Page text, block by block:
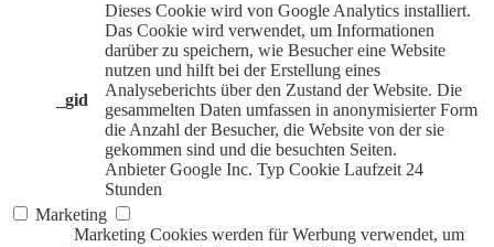
_gid
Dieses Cookie wird von Google Analytics installiert.
Das Cookie wird verwendet, um Informationen
darüber zu speichern, wie Besucher eine Website
nutzen und hilft bei der Erstellung eines
Analyseberichts über den Zustand der Website. Die
gesammelten Daten umfassen in anonymisierter Form
die Anzahl der Besucher, die Website von der sie
gekommen sind und die besuchten Seiten.
Anbieter Google Inc. Typ Cookie Laufzeit 24
Stunden
Marketing
Marketing Cookies werden für Werbung verwendet, um